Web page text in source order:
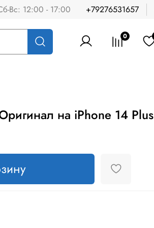
Вс: 12:00 - 17:00 +79276531657
0
на iPhone 14 Plus